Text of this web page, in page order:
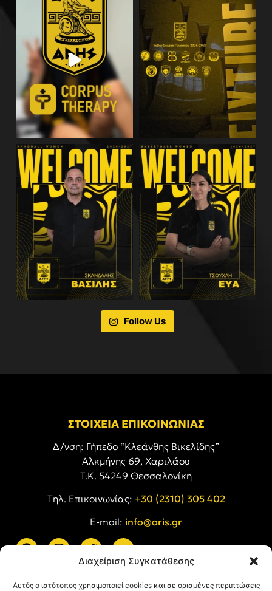
Διαχείριση Συγκατάθεσης
Αυτός ο ιστότοπος χρησιμοποιεί cookies και σε ορισμένες περιπτώσεις
Follow Us
ΣΤΟΙΧΕΙΑ ΕΠΙΚΟΙΝΩΝΙΑΣ
Δ/νση: Γήπεδο “Κλεάνθης Βικελίδης”
Αλκμήνης 69, Χαριλάου
Τ.Κ. 54249 Θεσσαλονίκη
Tηλ. Επικοινωνίας: +30 (2310) 305 402
E-mail: info@aris.gr